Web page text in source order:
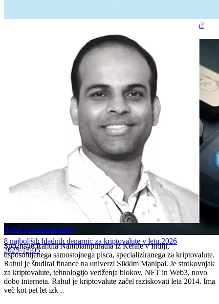
Kripto denarnice Hot Wallets in Cold Wallets. Kakšna je razlika?
8 najboljših hladnih denarnic za kriptovalute v letu 2026
2025-12-03
Rahul Nambiampurath
Spoznajte Rahula Nambiampuratha iz Kerale v Indiji,
usposobljenega samostojnega pisca, specializiranega za kriptovalute.
Rahul je študiral finance na univerzi Sikkim Manipal. Je strokovnjak
za kriptovalute, tehnologijo veriženja blokov, NFT in Web3, novo
dobo interneta. Rahul je kriptovalute začel raziskovati leta 2014. Ima
več kot pet let izk ..